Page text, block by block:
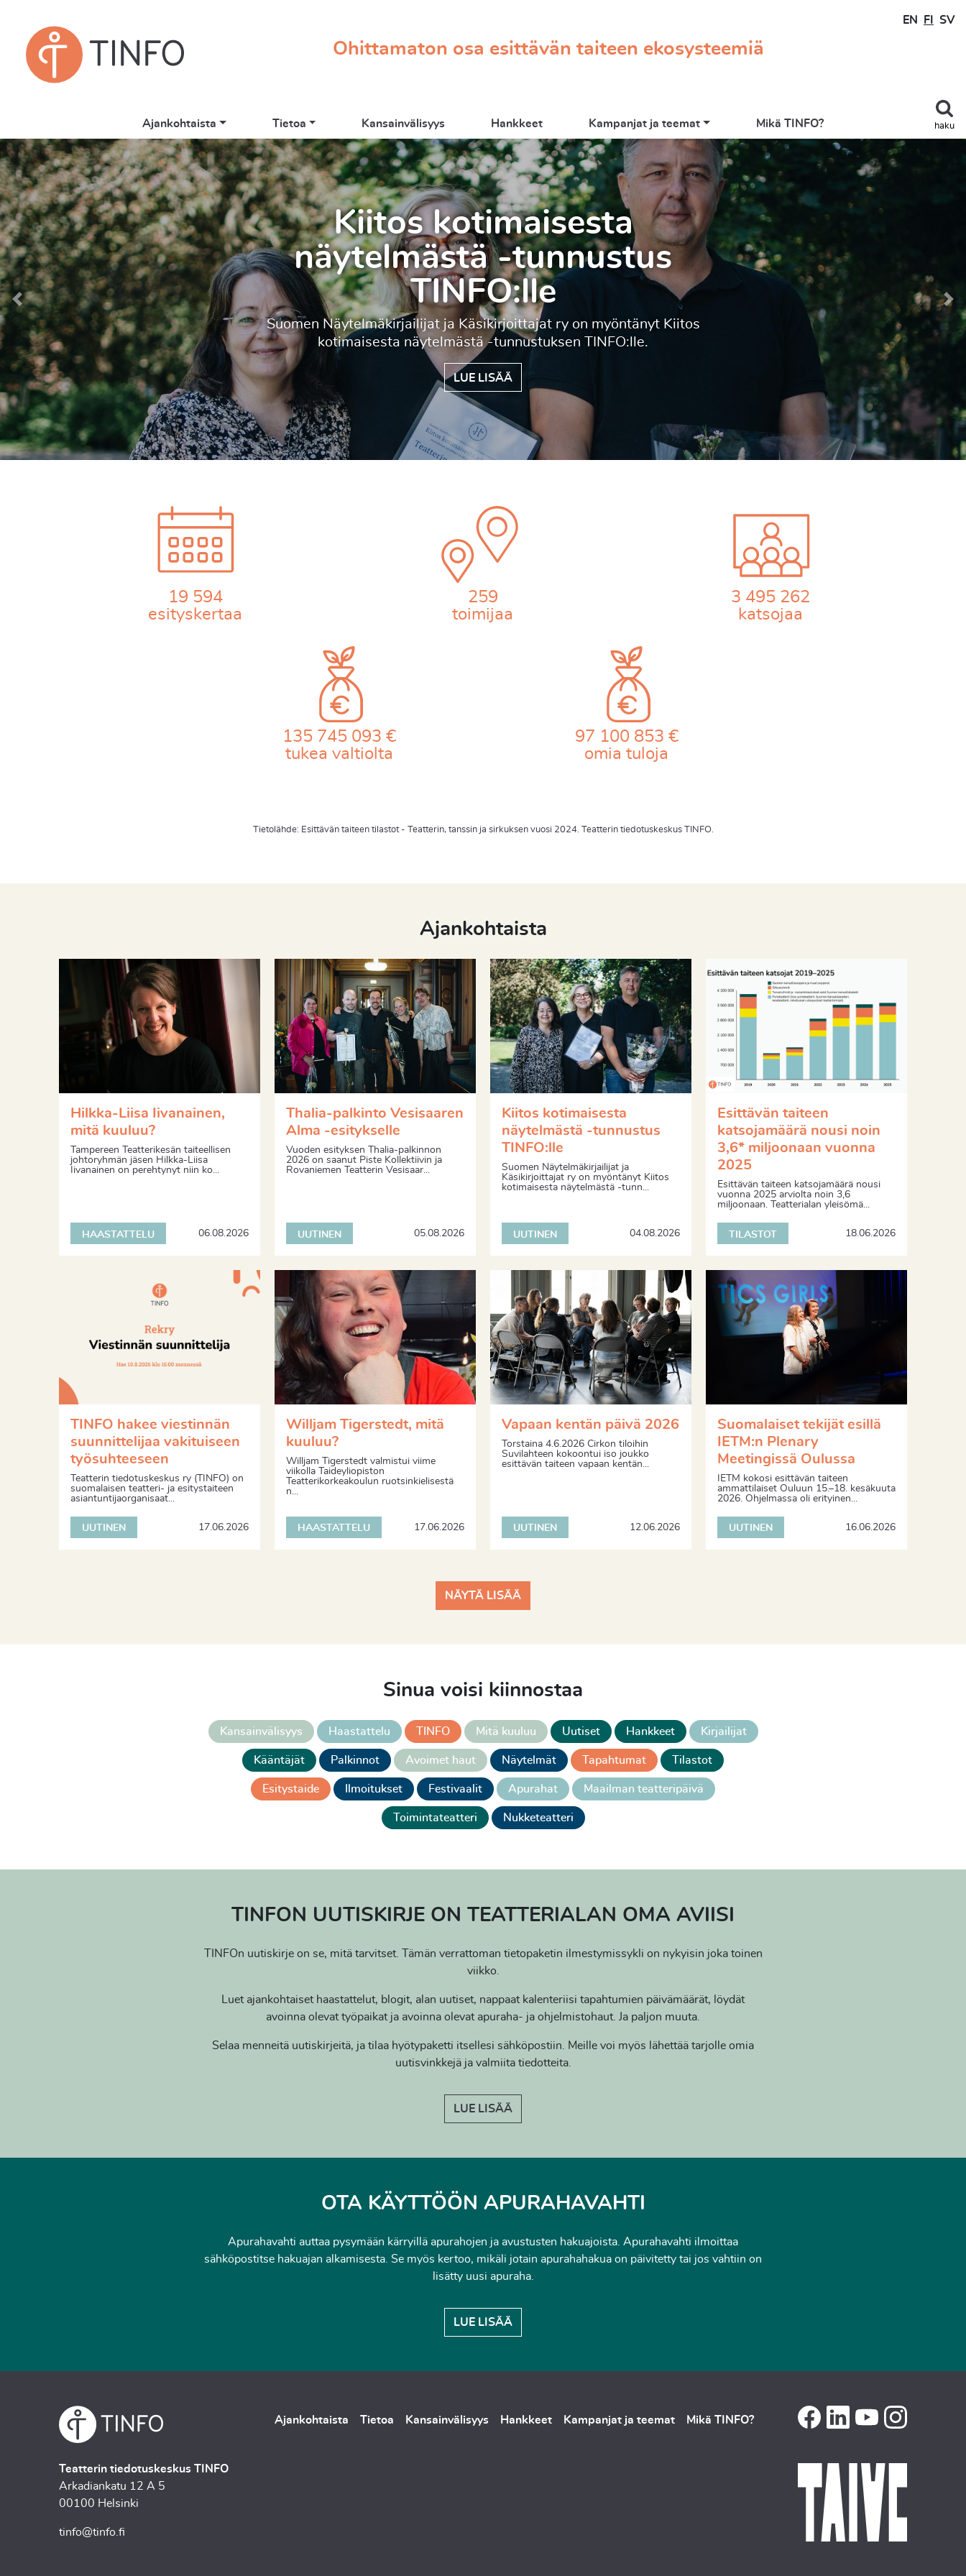
Ohittamaton osa esittävän taiteen ekosysteemiä
EN FI SV
haku
Ajankohtaista Tietoa Kansainvälisyys Hankkeet Kampanjat ja teemat Mikä TINFO?
Thalia-palkinto Vesisaaren
Alma -esitykselle
Vuoden esityksen Thalia-palkinnon 2026 on saanut Piste Kollektiivin ja
Rovaniemen Teatterin Vesisaaren Alma.
LUE LISÄÄ
Previous
19 594
esityskertaa
259
toimijaa
3 495 262
katsojaa
135 745 093 €
tukea valtiolta
97 100 853 €
omia tuloja
Tietolähde: Esittävän taiteen tilastot - Teatterin, tanssin ja sirkuksen vuosi 2024. Teatterin tiedotuskeskus TINFO.
Ajankohtaista
Hilkka-Liisa Iivanainen,
mitä kuuluu?
Tampereen Teatterikesän taiteellisen
johtoryhmän jäsen Hilkka-Liisa
Iivanainen on perehtynyt niin ko...
HAASTATTELU 06.08.2026
Thalia-palkinto Vesisaaren
Alma -esitykselle
Vuoden esityksen Thalia-palkinnon
2026 on saanut Piste Kollektiivin ja
Rovaniemen Teatterin Vesisaar...
UUTINEN 05.08.2026
Kiitos kotimaisesta
näytelmästä -tunnustus
TINFO:lle
Suomen Näytelmäkirjailijat ja
Käsikirjoittajat ry on myöntänyt Kiitos
kotimaisesta näytelmästä -tunn...
UUTINEN 04.08.2026
Esittävän taiteen
katsojamäärä nousi noin
3,6* miljoonaan vuonna
2025
Esittävän taiteen katsojamäärä nousi
vuonna 2025 arviolta noin 3,6
miljoonaan. Teatterialan yleisömä...
TILASTOT 18.06.2026
TINFO hakee viestinnän
suunnittelijaa vakituiseen
työsuhteeseen
Teatterin tiedotuskeskus ry (TINFO) on
suomalaisen teatteri- ja esitystaiteen
asiantuntijaorganisaat...
UUTINEN 17.06.2026
Willjam Tigerstedt, mitä
kuuluu?
Willjam Tigerstedt valmistui viime
viikolla Taideyliopiston
Teatterikorkeakoulun ruotsinkielisestä
n...
HAASTATTELU 17.06.2026
Vapaan kentän päivä 2026
Torstaina 4.6.2026 Cirkon tiloihin
Suvilahteen kokoontui iso joukko
esittävän taiteen vapaan kentän...
UUTINEN 12.06.2026
Suomalaiset tekijät esillä
IETM:n Plenary
Meetingissä Oulussa
IETM kokosi esittävän taiteen
ammattilaiset Ouluun 15.–18. kesäkuuta
2026. Ohjelmassa oli erityinen...
UUTINEN 16.06.2026
NÄYTÄ LISÄÄ
Sinua voisi kiinnostaa
Kansainvälisyys Haastattelu TINFO Mitä kuuluu Uutiset Hankkeet Kirjailijat
Kääntäjät Palkinnot Avoimet haut Näytelmät Tapahtumat Tilastot
Esitystaide Ilmoitukset Festivaalit Apurahat Maailman teatteripäivä
Toimintateatteri Nukketeatteri
TINFON UUTISKIRJE ON TEATTERIALAN OMA AVIISI
TINFOn uutiskirje on se, mitä tarvitset. Tämän verrattoman tietopaketin ilmestymissykli on nykyisin joka toinen
viikko.
Luet ajankohtaiset haastattelut, blogit, alan uutiset, nappaat kalenteriisi tapahtumien päivämäärät, löydät
avoinna olevat työpaikat ja avoinna olevat apuraha- ja ohjelmistohaut. Ja paljon muuta.
Selaa menneitä uutiskirjeitä, ja tilaa hyötypaketti itsellesi sähköpostiin. Meille voi myös lähettää tarjolle omia
uutisvinkkejä ja valmiita tiedotteita.
LUE LISÄÄ
OTA KÄYTTÖÖN APURAHAVAHTI
Apurahavahti auttaa pysymään kärryillä apurahojen ja avustusten hakuajoista. Apurahavahti ilmoittaa
sähköpostitse hakuajan alkamisesta. Se myös kertoo, mikäli jotain apurahahakua on päivitetty tai jos vahtiin on
lisätty uusi apuraha.
LUE LISÄÄ
Teatterin tiedotuskeskus TINFO
Arkadiankatu 12 A 5
00100 Helsinki
tinfo@tinfo.fi
Ajankohtaista Tietoa Kansainvälisyys Hankkeet Kampanjat ja teemat Mikä TINFO?